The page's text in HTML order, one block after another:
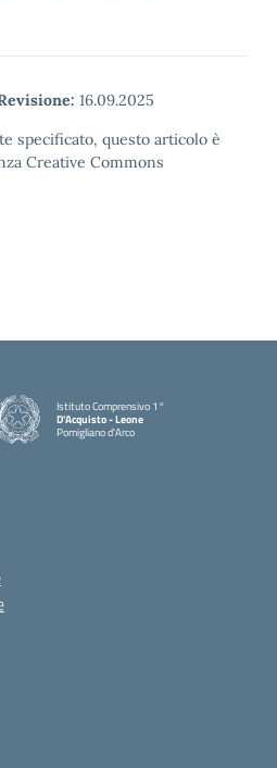
16.09.2025
specificato, questo articolo è
Creative Commons
Istituto Comprensivo 1°
D'Acquisto - Leone
Pomigliano d'Arco
— Visita la pagina iniziale della scuola